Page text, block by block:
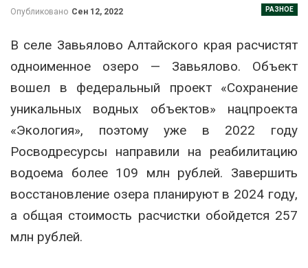
РАЗНОЕ
Опубликовано Сен 12, 2022
В селе Завьялово Алтайского края расчистят
одноименное озеро — Завьялово. Объект
вошел в федеральный проект «Сохранение
уникальных водных объектов» нацпроекта
«Экология», поэтому уже в 2022 году
Росводресурсы направили на реабилитацию
водоема более 109 млн рублей. Завершить
восстановление озера планируют в 2024 году,
а общая стоимость расчистки обойдется 257
млн рублей.